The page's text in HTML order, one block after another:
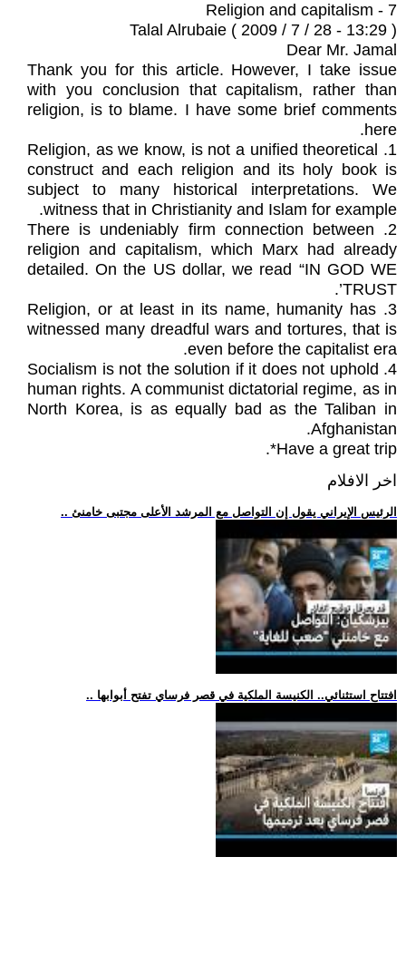
7 - Religion and capitalism
Talal Alrubaie ( 2009 / 7 / 28 - 13:29 )
Dear Mr. Jamal
Thank you for this article. However, I take issue
with you conclusion that capitalism, rather than
religion, is to blame. I have some brief comments
here.
1. Religion, as we know, is not a unified theoretical
construct and each religion and its holy book is
subject to many historical interpretations. We
witness that in Christianity and Islam for example.
2. There is undeniably firm connection between
religion and capitalism, which Marx had already
detailed. On the US dollar, we read “IN GOD WE
TRUST’.
3. Religion, or at least in its name, humanity has
witnessed many dreadful wars and tortures, that is
even before the capitalist era.
4. Socialism is not the solution if it does not uphold
human rights. A communist dictatorial regime, as in
North Korea, is as equally bad as the Taliban in
Afghanistan.
Have a great trip*.
اخر الافلام
.. الرئيس الإيراني يقول إن التواصل مع المرشد الأعلى مجتبى خامنئ
.. افتتاح استثنائي.. الكنيسة الملكية في قصر فرساي تفتح أبوابها